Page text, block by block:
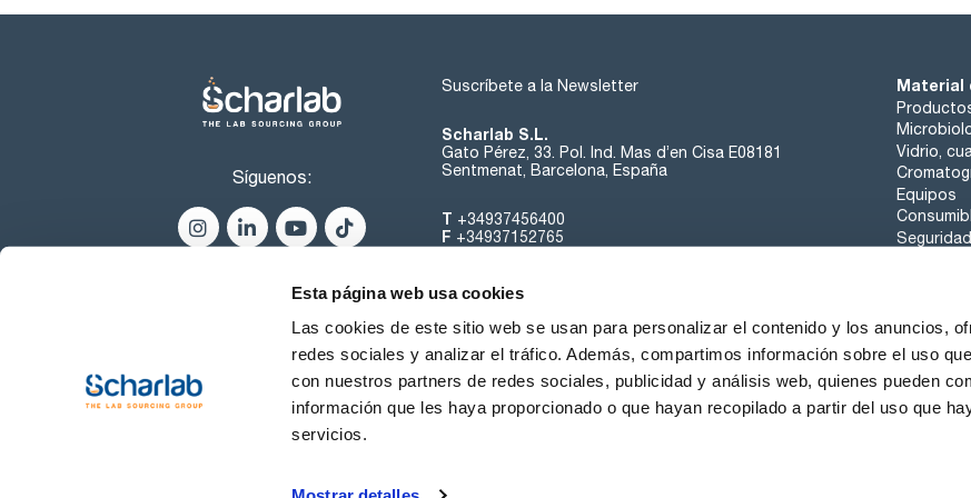
Esta página web usa cookies
Las cookies de este sitio web se usan para personalizar el contenido y los anuncios,
redes sociales y analizar el tráfico. Además, compartimos información sobre el uso
con nuestros partners de redes sociales, publicidad y análisis web, quienes pueden
información que les haya proporcionado o que hayan recopilado a partir del uso que
servicios.
Síguenos:
Suscríbete a la Newsletter
Scharlab S.L.
Gato Pérez, 33. Pol. Ind. Mas d’en Cisa E08181
Sentmenat, Barcelona, España
T +34937456400
F +34937152765
Material
Vidrio,
Equipos
Sobre nosotros Contacta
Condiciones de Uso